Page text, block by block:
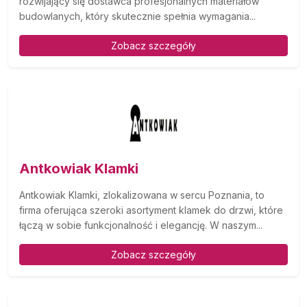
budowlanych, który skutecznie spełnia wymagania...
Zobacz szczegóły
Antkowiak Klamki
Antkowiak Klamki, zlokalizowana w sercu Poznania, to
firma oferująca szeroki asortyment klamek do drzwi, które
łączą w sobie funkcjonalność i elegancję. W naszym...
Zobacz szczegóły